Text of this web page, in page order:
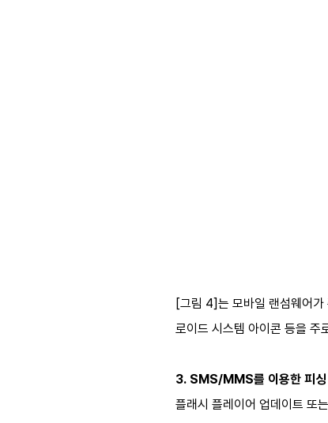
[그림 4]는 모바일 랜섬웨어가
로이드 시스템 아이콘 등을 주
3. SMS/MMS를 이용한 피싱
플래시 플레이어 업데이트 또